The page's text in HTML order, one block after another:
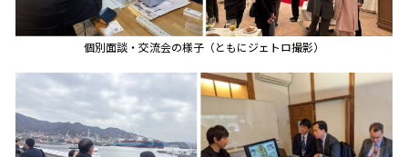
個別面談・交流会の様子（ともにジェトロ撮影）